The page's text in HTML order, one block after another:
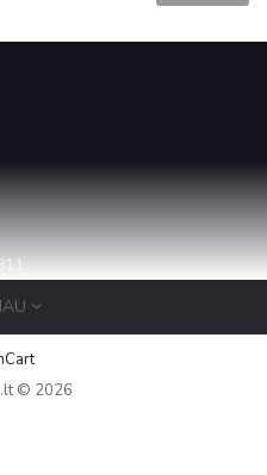
© 2026